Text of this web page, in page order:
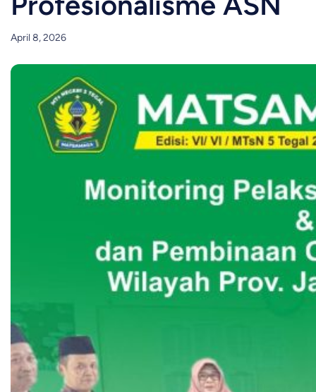
April 8, 2026